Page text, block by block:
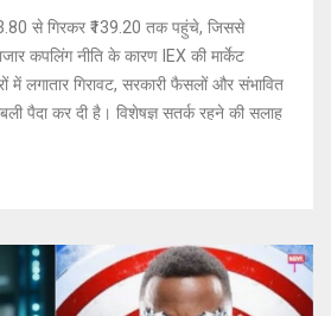
से गिरकर ₹139.20 तक पहुंचे, जिससे
कपलिंग नीति के कारण IEX की मार्केट
लगातार गिरावट, सरकारी फैसलों और संभावित
पैदा कर दी है। विशेषज्ञ सतर्क रहने की सलाह